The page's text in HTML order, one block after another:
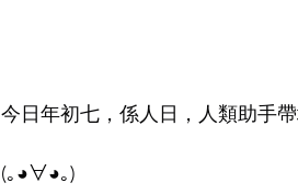
今日年初七，係人日，人類助手
(｡◕∀◕｡)